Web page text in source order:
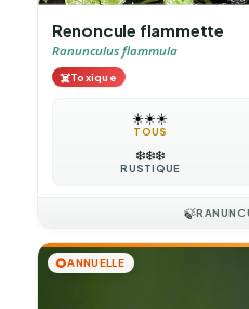
Renoncule flammette
Ranunculus flammula
☠️Toxique
☀️☀️☀️
TOUS
❄️❄️❄️
RUSTIQUE
🍃
🌻ANNUELLE